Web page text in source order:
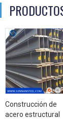
Construcción de
acero estructural